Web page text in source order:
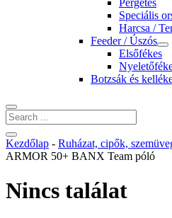
Pergetés
Speciális
Harcsa /
Feeder / Úszós
Elsőfékes
Botzsák és
Kezdőlap - Ruházat, cipők,
ARMOR 50+ BANX Team póló
Nincs találat